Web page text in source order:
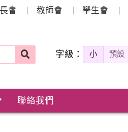
會 教師會 學生會
字級： 小 預設
聯絡我們